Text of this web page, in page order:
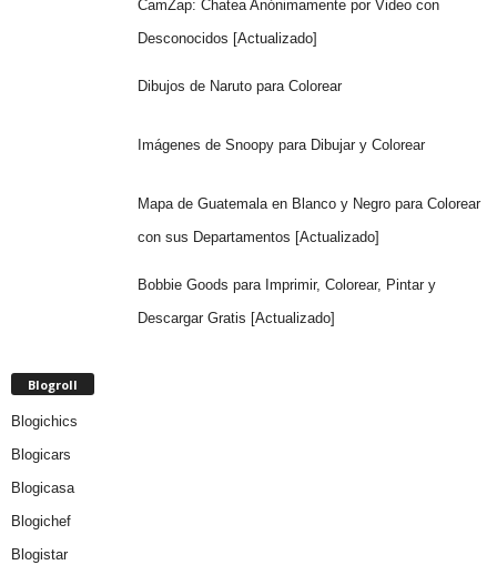
CamZap: Chatea Anónimamente por Video con
Desconocidos [Actualizado]
Dibujos de Naruto para Colorear
Imágenes de Snoopy para Dibujar y Colorear
Mapa de Guatemala en Blanco y Negro para Colorear
con sus Departamentos [Actualizado]
Bobbie Goods para Imprimir, Colorear, Pintar y
Descargar Gratis [Actualizado]
Blogroll
Blogichics
Blogicars
Blogicasa
Blogichef
Blogistar